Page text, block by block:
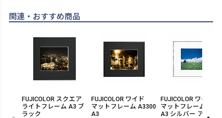
関連・おすすめ商品
FUJICOLOR スクエア
ライトフレーム A3 ブ
ラック
FUJICOLOR ワイド
マットフレーム A3300
A3
FUJICOLOR ワイド
マットフレーム
A3 シルバー アクリル